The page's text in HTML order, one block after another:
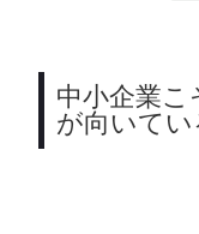
中小企業こ
が向いてい